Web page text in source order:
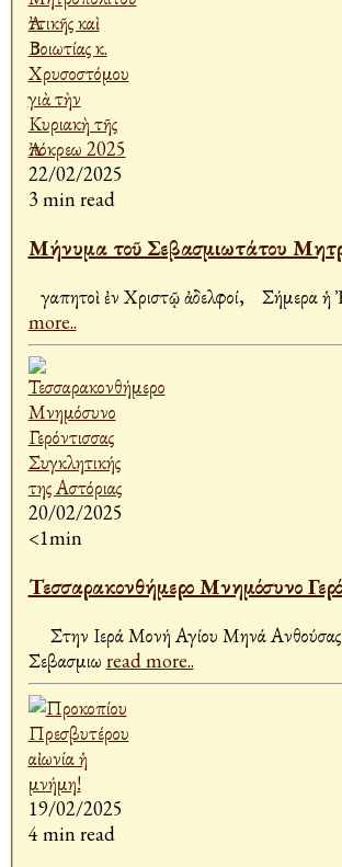
22/02/2025
3 min read
Ἀγαπητοὶ ἐν Χριστῷ ἀδελφοί, Σήμερα ἡ
more..
20/02/2025
<1min
Τεσσαρακονθήμερο Μνημόσυνο
Σεβασμιω read more..
19/02/2025
4 min read